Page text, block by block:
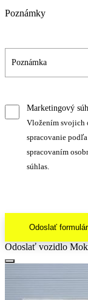
Poznámky
Marketingový
Vložením svojich
spracovanie
spracovaním
súhlas.
Odoslať formulár
Odoslať vozidlo